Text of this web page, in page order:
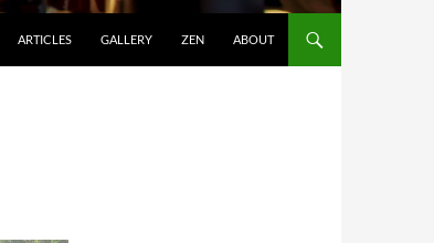
ARTICLES GALLERY ZEN ABOUT